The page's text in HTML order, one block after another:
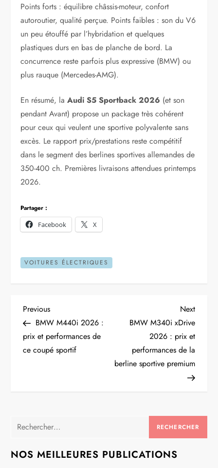
Points forts : équilibre châssis-moteur, confort
autoroutier, qualité perçue. Points faibles : son du V6
un peu étouffé par l’hybridation et quelques
plastiques durs en bas de planche de bord. La
concurrence reste parfois plus expressive (BMW) ou
plus rauque (Mercedes-AMG).
En résumé, laAudi S5 Sportback 2026 (et son
pendant Avant) propose un package très cohérent
pour ceux qui veulent une sportive polyvalente sans
excès. Le rapport prix/prestations reste compétitif
dans le segment des berlines sportives allemandes de
350-400 ch. Premières livraisons attendues printemps
2026.
Partager :
Facebook
X
VOITURES ÉLECTRIQUES
N
a
v
a
t
Previous
Post
Previous
BMW M440i 2026 :
prix et performances de
ce coupé sportif
Next
Post
Next
BMW M340i xDrive
2026 : prix et
performances de la
berline sportive premium
Rechercher :
NOS MEILLEURES PUBLICATIONS